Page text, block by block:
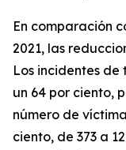
En comparación
2021, las
Los incidentes de
un 64 por ciento,
número de
ciento, de 373 a